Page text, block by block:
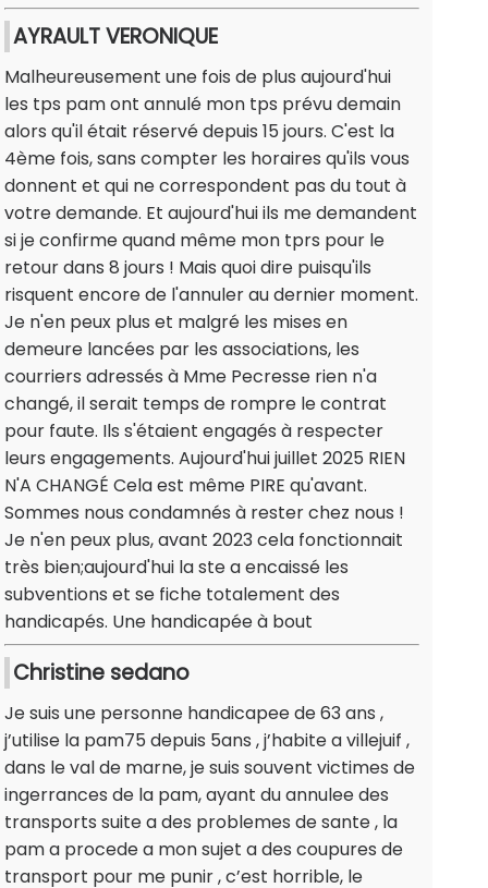
AYRAULT VERONIQUE
Malheureusement une fois de plus aujourd'hui
les tps pam ont annulé mon tps prévu demain
alors qu'il était réservé depuis 15 jours. C'est la
4ème fois, sans compter les horaires qu'ils vous
donnent et qui ne correspondent pas du tout à
votre demande. Et aujourd'hui ils me demandent
si je confirme quand même mon tprs pour le
retour dans 8 jours ! Mais quoi dire puisqu'ils
risquent encore de l'annuler au dernier moment.
Je n'en peux plus et malgré les mises en
demeure lancées par les associations, les
courriers adressés à Mme Pecresse rien n'a
changé, il serait temps de rompre le contrat
pour faute. Ils s'étaient engagés à respecter
leurs engagements. Aujourd'hui juillet 2025 RIEN
N'A CHANGÉ Cela est même PIRE qu'avant.
Sommes nous condamnés à rester chez nous !
Je n'en peux plus, avant 2023 cela fonctionnait
très bien;aujourd'hui la ste a encaissé les
subventions et se fiche totalement des
handicapés. Une handicapée à bout
Christine sedano
Je suis une personne handicapee de 63 ans ,
j’utilise la pam75 depuis 5ans , j’habite a villejuif ,
dans le val de marne, je suis souvent victimes de
ingerrances de la pam, ayant du annulee des
transports suite a des problemes de sante , la
pam a procede a mon sujet a des coupures de
transport pour me punir , c’est horrible, le